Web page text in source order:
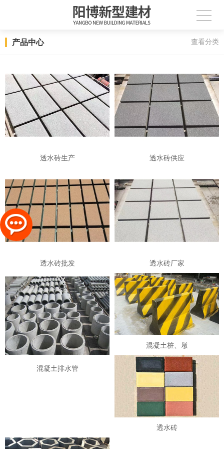
产品中心 查看分类
透水砖生产 透水砖供应
透水砖批发 透水砖厂家
混凝土排水管
混凝土桩、墩
透水砖